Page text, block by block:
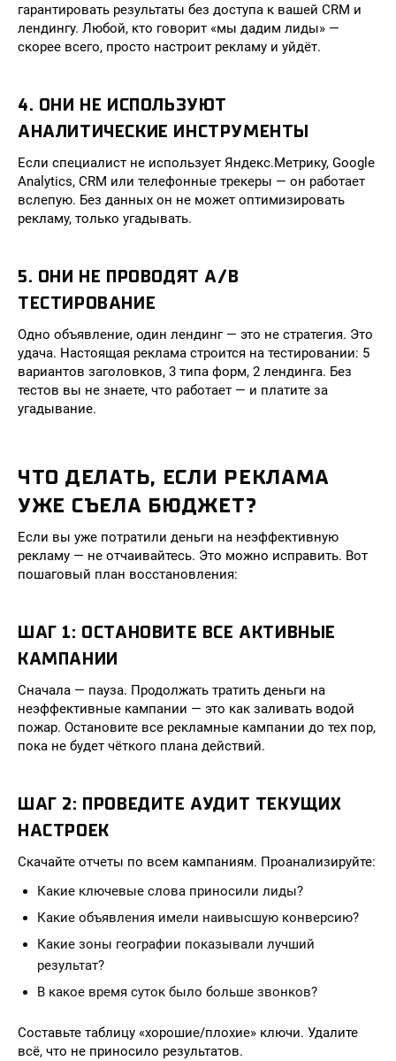
гарантировать результаты без доступа к вашей CRM и
лендингу. Любой, кто говорит «мы дадим лиды» —
скорее всего, просто настроит рекламу и уйдёт.
4. ОНИ НЕ ИСПОЛЬЗУЮТ
АНАЛИТИЧЕСКИЕ ИНСТРУМЕНТЫ
Если специалист не использует Яндекс.Метрику, Google
Analytics, CRM или телефонные трекеры — он работает
вслепую. Без данных он не может оптимизировать
рекламу, только угадывать.
5. ОНИ НЕ ПРОВОДЯТ A/B
ТЕСТИРОВАНИЕ
Одно объявление, один лендинг — это не стратегия. Это
удача. Настоящая реклама строится на тестировании: 5
вариантов заголовков, 3 типа форм, 2 лендинга. Без
тестов вы не знаете, что работает — и платите за
угадывание.
ЧТО ДЕЛАТЬ, ЕСЛИ РЕКЛАМА
УЖЕ СЪЕЛА БЮДЖЕТ?
Если вы уже потратили деньги на неэффективную
рекламу — не отчаивайтесь. Это можно исправить. Вот
пошаговый план восстановления:
ШАГ 1: ОСТАНОВИТЕ ВСЕ АКТИВНЫЕ
КАМПАНИИ
Сначала — пауза. Продолжать тратить деньги на
неэффективные кампании — это как заливать водой
пожар. Остановите все рекламные кампании до тех пор,
пока не будет чёткого плана действий.
ШАГ 2: ПРОВЕДИТЕ АУДИТ ТЕКУЩИХ
НАСТРОЕК
Скачайте отчеты по всем кампаниям. Проанализируйте:
Какие ключевые слова приносили лиды?
Какие объявления имели наивысшую конверсию?
Какие зоны географии показывали лучший
результат?
В какое время суток было больше звонков?
Составьте таблицу «хорошие/плохие» ключи. Удалите
всё, что не приносило результатов.